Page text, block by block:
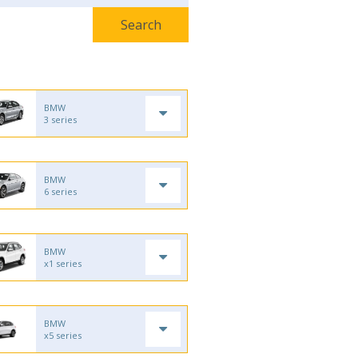
BMW
3 series
BMW
6 series
BMW
x1 series
BMW
x5 series